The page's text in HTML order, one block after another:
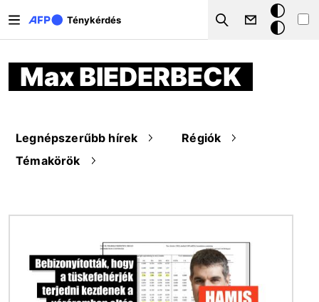
Ténykérdés
Search
Sötét
mód
Max BIEDERBECK
Legnépszerűbb hírek
Régiók
Témakörök